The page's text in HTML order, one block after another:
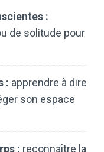
:
de solitude pour
: apprendre à dire
son espace
: reconnaître la